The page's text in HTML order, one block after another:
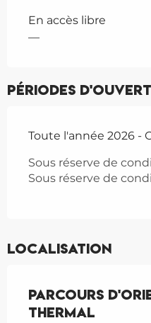
En accès libre
—
Périodes
Toute l'année 2026 -
Sous réserve de
Sous réserve de
Localisation
Parcours
Thermal